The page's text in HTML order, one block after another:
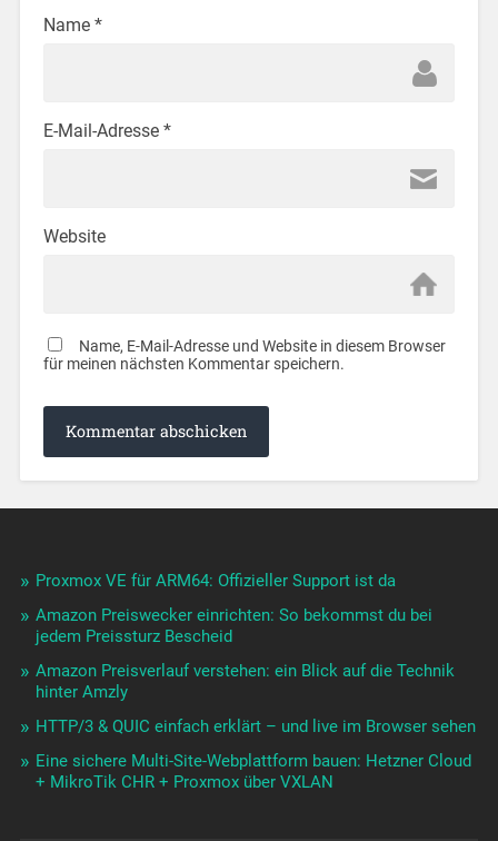
Name *
E-Mail-Adresse *
Website
Name, E-Mail-Adresse und Website in diesem Browser
für meinen nächsten Kommentar speichern.
Proxmox VE für ARM64: Offizieller Support ist da
Amazon Preiswecker einrichten: So bekommst du bei
jedem Preissturz Bescheid
Amazon Preisverlauf verstehen: ein Blick auf die Technik
hinter Amzly
HTTP/3 & QUIC einfach erklärt – und live im Browser sehen
Eine sichere Multi-Site-Webplattform bauen: Hetzner Cloud
+ MikroTik CHR + Proxmox über VXLAN